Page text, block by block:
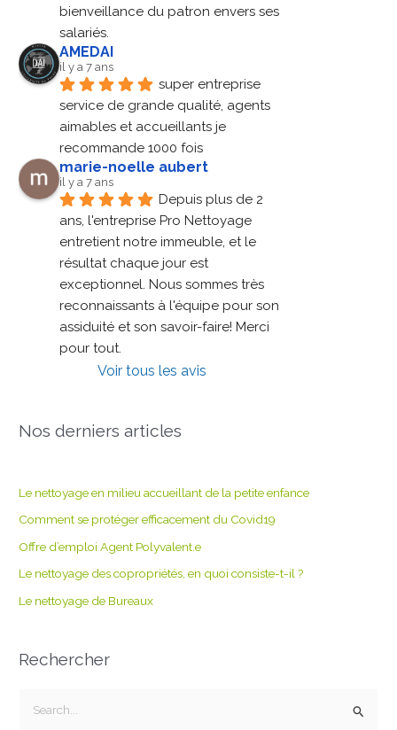
bienveillance du patron envers ses
salariés.
AMEDAI
il y a 7 ans
super entreprise
service de grande qualité, agents
aimables et accueillants je
recommande 1000 fois
marie-noelle aubert
il y a 7 ans
Depuis plus de 2
ans, l'entreprise Pro Nettoyage
entretient notre immeuble, et le
résultat chaque jour est
exceptionnel. Nous sommes très
reconnaissants à l'équipe pour son
assiduité et son savoir-faire! Merci
pour tout.
Voir tous les avis
Nos derniers articles
Le nettoyage en milieu accueillant de la petite enfance
Comment se protéger efficacement du Covid19
Offre d’emploi Agent Polyvalent.e
Le nettoyage des copropriétés, en quoi consiste-t-il ?
Le nettoyage de Bureaux
Rechercher